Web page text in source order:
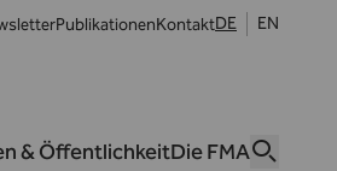
PublikationenKontaktDE EN
& ÖffentlichkeitDie FMA